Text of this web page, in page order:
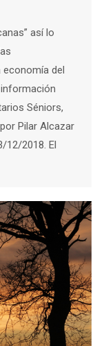
así lo
economía del
Séniors,
Pilar Alcazar
12/2018. El